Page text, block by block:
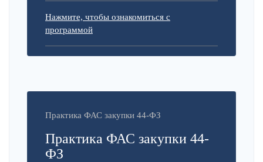
Нажмите, чтобы ознакомиться с
программой
Практика ФАС закупки 44-ФЗ
Практика ФАС закупки 44-
ФЗ